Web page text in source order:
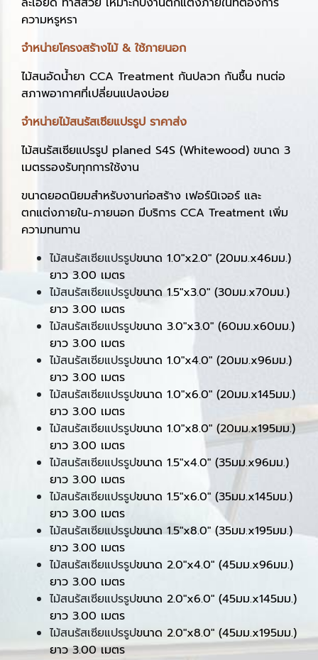
ความหรูหรา
จำหน่ายโครงสร้างไม้ & ใช้ภายนอก
ไม้สนอัดน้ำยา CCA Treatment กันปลวก กันชื้น ทนต่อ
สภาพอากาศที่เปลี่ยนแปลงบ่อย
จำหน่ายไม้สนรัสเซียแปรรูป ราคาส่ง
ไม้สนรัสเซียแปรรูป planed S4S (Whitewood) ขนาด 3
เมตรรองรับทุกการใช้งาน
ขนาดยอดนิยมสำหรับงานก่อสร้าง เฟอร์นิเจอร์ และ
ตกแต่งภายใน-ภายนอก มีบริการ CCA Treatment เพิ่ม
ความทนทาน
ไม้สนรัสเซียแปรรูปขนาด 1.0"x2.0" (20มม.x46มม.)
ยาว 3.00 เมตร
ไม้สนรัสเซียแปรรูปขนาด 1.5"x3.0" (30มม.x70มม.)
ยาว 3.00 เมตร
ไม้สนรัสเซียแปรรูปขนาด 3.0"x3.0" (60มม.x60มม.)
ยาว 3.00 เมตร
ไม้สนรัสเซียแปรรูปขนาด 1.0"x4.0" (20มม.x96มม.)
ยาว 3.00 เมตร
ไม้สนรัสเซียแปรรูปขนาด 1.0"x6.0" (20มม.x145มม.)
ยาว 3.00 เมตร
ไม้สนรัสเซียแปรรูปขนาด 1.0"x8.0" (20มม.x195มม.)
ยาว 3.00 เมตร
ไม้สนรัสเซียแปรรูปขนาด 1.5"x4.0" (35มม.x96มม.)
ยาว 3.00 เมตร
ไม้สนรัสเซียแปรรูปขนาด 1.5"x6.0" (35มม.x145มม.)
ยาว 3.00 เมตร
ไม้สนรัสเซียแปรรูปขนาด 1.5"x8.0" (35มม.x195มม.)
ยาว 3.00 เมตร
ไม้สนรัสเซียแปรรูปขนาด 2.0"x4.0" (45มม.x96มม.)
ยาว 3.00 เมตร
ไม้สนรัสเซียแปรรูปขนาด 2.0"x6.0" (45มม.x145มม.)
ยาว 3.00 เมตร
ไม้สนรัสเซียแปรรูปขนาด 2.0"x8.0" (45มม.x195มม.)
ยาว 3.00 เมตร